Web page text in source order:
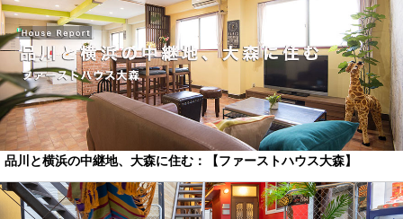
品川と横浜の中継地、大森に住む：【ファーストハウス大森】